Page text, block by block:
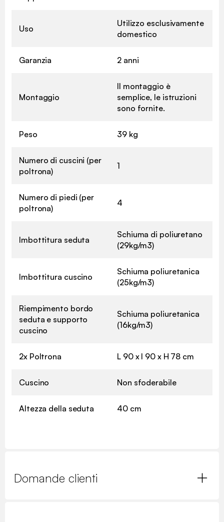
Uso
Utilizzo esclusivamente
domestico
Garanzia 2 anni
Montaggio
Il montaggio è
semplice, le istruzioni
sono fornite.
Peso 39 kg
Numero di cuscini (per
poltrona)
1
Numero di piedi (per
poltrona)
4
Imbottitura seduta
Schiuma di poliuretano
(29kg/m3)
Imbottitura cuscino
Schiuma poliuretanica
(25kg/m3)
Riempimento bordo
seduta e supporto
cuscino
Schiuma poliuretanica
(16kg/m3)
2x Poltrona L 90 x l 90 x H 78 cm
Cuscino Non sfoderabile
Altezza della seduta 40 cm
Domande clienti